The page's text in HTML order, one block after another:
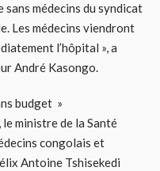
médecins du syndicat
Les médecins viendront
l’hôpital », a
André Kasongo.
budget »
ministre de la Santé
congolais et
Antoine Tshisekedi